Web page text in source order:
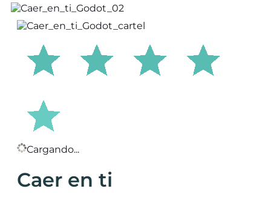
Cargando...
Caer en ti